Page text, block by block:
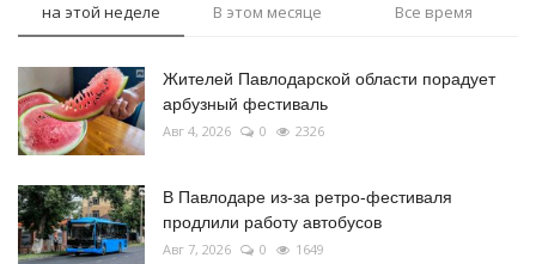
на этой неделе В этом месяце Все время
Жителей Павлодарской области порадует
арбузный фестиваль
Авг 4, 2026 0 2326
В Павлодаре из-за ретро-фестиваля
продлили работу автобусов
Авг 7, 2026 0 1649